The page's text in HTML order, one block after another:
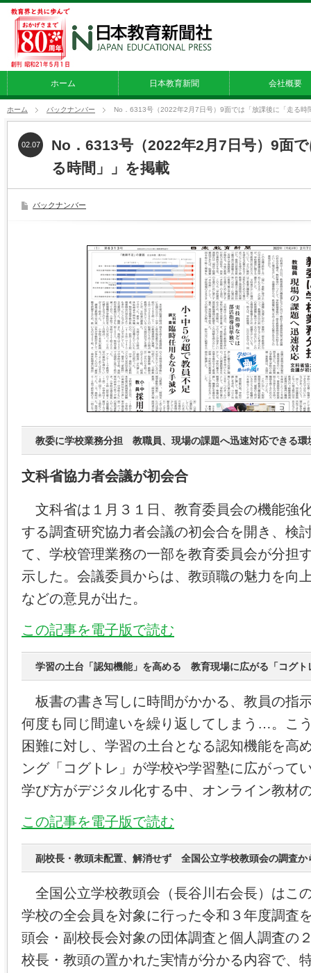
ホーム 日本教育新聞 会社概要
ホーム バックナンバー No．6313号（2022年2月7日号）9面では「放課後に「走る時
No．6313号（2022年2月7日号）9面
る時間」」を掲載
02.07
バックナンバー
教委に学校業務分担 教職員、現場の課題へ迅速対応できる環
文科省協力者会議が初会合
文科省は１月３１日、教育委員会の機能強
する調査研究協力者会議の初会合を開き、検
て、学校管理業務の一部を教育委員会が分担
示した。会議委員からは、教頭職の魅力を向
などの意見が出た。
この記事を電子版で読む
学習の土台「認知機能」を高める 教育現場に広がる「コグト
板書の書き写しに時間がかかる、教員の指
何度も同じ間違いを繰り返してしまう…。こ
困難に対し、学習の土台となる認知機能を高
ング「コグトレ」が学校や学習塾に広がって
学び方がデジタル化する中、オンライン教材
この記事を電子版で読む
副校長・教頭未配置、解消せず 全国公立学校教頭会の調査か
全国公立学校教頭会（長谷川右会長）はこ
学校の全会員を対象に行った令和３年度調査
頭会・副校長会対象の団体調査と個人調査の
校長・教頭の置かれた実情が分かる内容で、